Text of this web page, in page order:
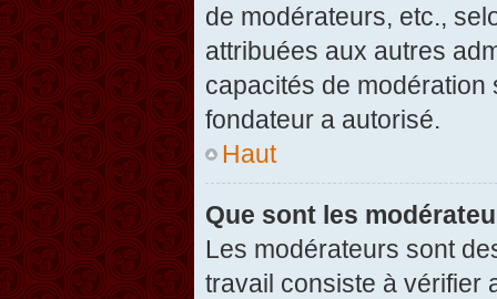
de modérateurs, etc.,
attribuées aux autres
capacités de modération
fondateur a autorisé.
Haut
Que sont les
Les modérateurs sont
travail consiste à vérifier